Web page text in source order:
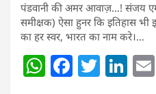
पंडवानी की अमर आवाज़…! संजय
समीक्षक) ऐसा हुनर कि इतिहास
का हर स्वर, भारत का नाम करे।…
W F T Li